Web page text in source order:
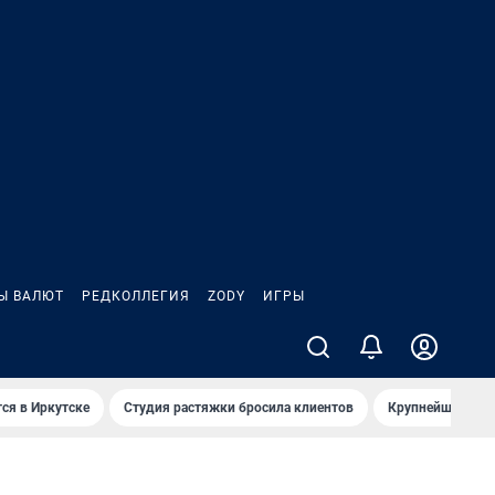
ВАЛЮТ РЕДКОЛЛЕГИЯ ZODY ИГРЫ
в Иркутске Студия растяжки бросила клиентов Крупнейшие